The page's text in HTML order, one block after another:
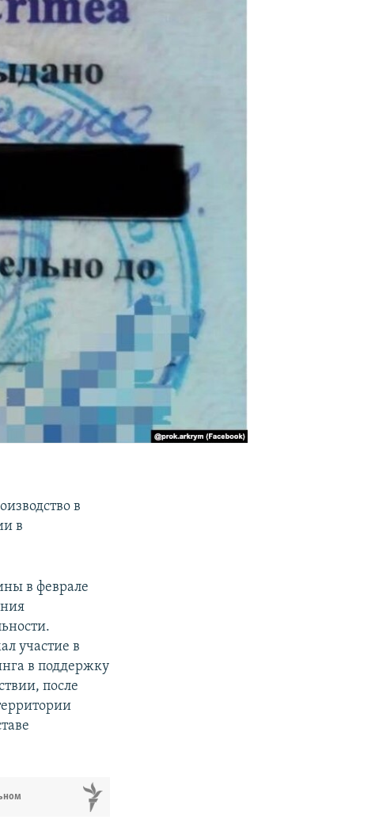
в
в
в феврале
участие в
в поддержку
после